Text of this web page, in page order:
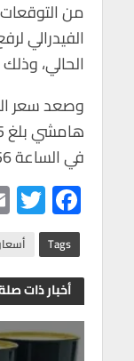
من
الفيدرالي
الحالي، وذلك
وصعد سعر
في الساعة 12:56 مساءً بتوقيت مكة المكرمة.
F
ac
e
b
o
o
T
Tags
أخبار ذات